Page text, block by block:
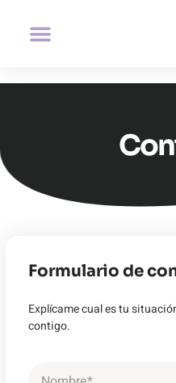
Formulario de
Explícame cual es tu
contigo.